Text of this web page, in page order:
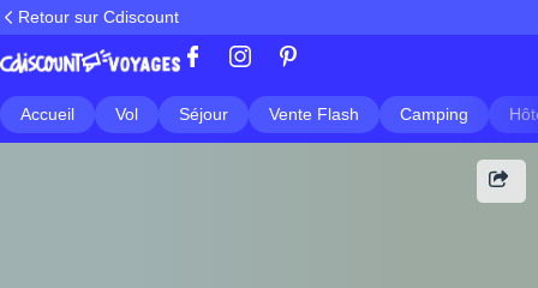
Retour sur Cdiscount
Accueil Vol Séjour Vente Flash Camping